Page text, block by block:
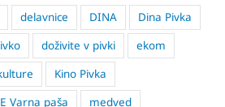
delavnice DINA
Dina Pivka
doživite v pivki
ekom
Kino Pivka
Varna paša
medved